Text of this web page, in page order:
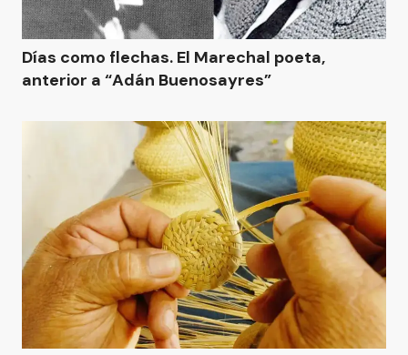
Días como flechas. El Marechal poeta,
anterior a “Adán Buenosayres”